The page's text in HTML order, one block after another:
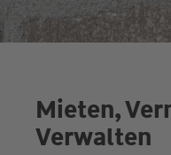
Mieten,
Verwalten